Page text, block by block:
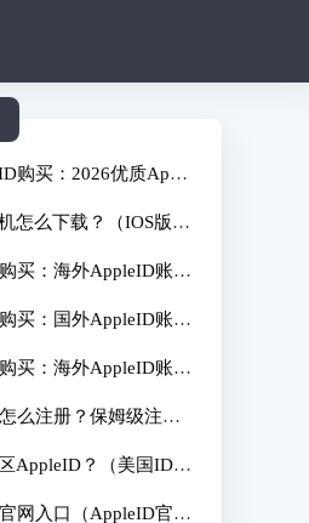
购买：2026优质Appl
指南！
怎么下载？（IOS版详
买：海外AppleID账号
！
买：国外AppleID账号
！
买：海外AppleID账号
！
么注册？保姆级注册
AppleID？（美国ID购
网入口（AppleID官网